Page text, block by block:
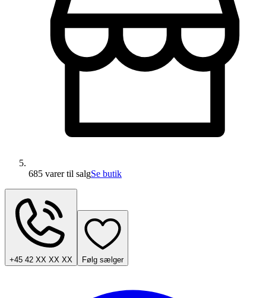
685 varertil salgSe butik
+45 42 XX XX XX Følg sælger